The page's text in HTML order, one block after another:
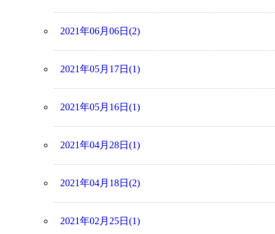
2021年06月06日(2)
2021年05月17日(1)
2021年05月16日(1)
2021年04月28日(1)
2021年04月18日(2)
2021年02月25日(1)